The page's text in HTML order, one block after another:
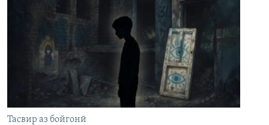
Тасвир аз бойгонӣ